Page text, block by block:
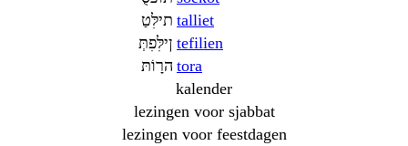
טַלִּית talliet
תְּפִלִּין tefilien
תּוֹרָה tora
kalender
lezingen voor sjabbat
lezingen voor feestdagen